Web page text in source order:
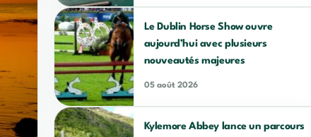
Le Dublin Horse Show ouvre
aujourd’hui avec plusieurs
nouveautés majeures
05 août 2026
Kylemore Abbey lance un parcours